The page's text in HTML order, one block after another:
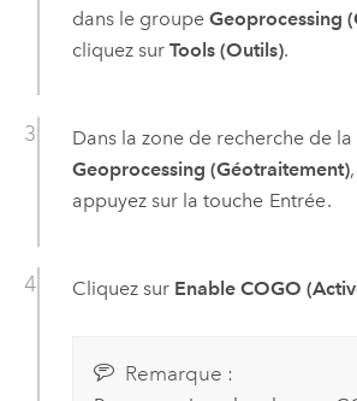
dans le groupe Geoprocessing
cliquez sur Tools (Outils).
Dans la zone de recherche de
Geoprocessing (Géotraitement)
appuyez sur la touche Entrée.
Cliquez sur Enable COGO
Remarque :